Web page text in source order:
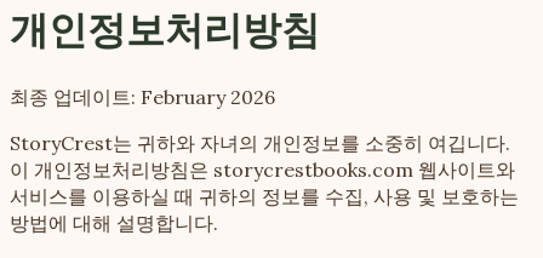
개인정보처리방침
최종 업데이트: February 2026
StoryCrest는 귀하와 자녀의 개인정보를 소중히 여깁니다.
이 개인정보처리방침은 storycrestbooks.com 웹사이트와
서비스를 이용하실 때 귀하의 정보를 수집, 사용 및 보호하는
방법에 대해 설명합니다.